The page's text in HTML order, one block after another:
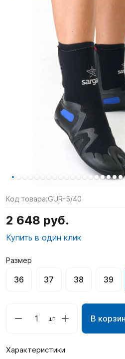
Подарочные
Акции
Код товара:GUR-5/40
2 648 руб.
Купить в один клик
Размер
36 37 38 39
шт В
Характеристики